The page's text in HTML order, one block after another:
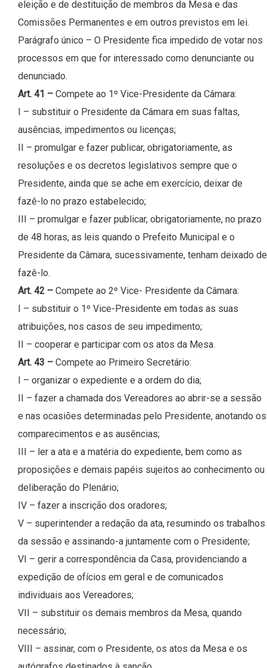
eleição e de destituição de membros da Mesa e das
Comissões Permanentes e em outros previstos em lei.
Parágrafo único – O Presidente fica impedido de votar nos
processos em que for interessado como denunciante ou
denunciado.
Art. 41 – Compete ao 1º Vice-Presidente da Câmara:
I – substituir o Presidente da Câmara em suas faltas,
ausências, impedimentos ou licenças;
II – promulgar e fazer publicar, obrigatoriamente, as
resoluções e os decretos legislativos sempre que o
Presidente, ainda que se ache em exercício, deixar de
fazê-lo no prazo estabelecido;
III – promulgar e fazer publicar, obrigatoriamente, no prazo
de 48 horas, as leis quando o Prefeito Municipal e o
Presidente da Câmara, sucessivamente, tenham deixado de
fazê-lo.
Art. 42 – Compete ao 2º Vice- Presidente da Câmara:
I – substituir o 1º Vice-Presidente em todas as suas
atribuições, nos casos de seu impedimento;
II – cooperar e participar com os atos da Mesa.
Art. 43 – Compete ao Primeiro Secretário:
I – organizar o expediente e a ordem do dia;
II – fazer a chamada dos Vereadores ao abrir-se a sessão
e nas ocasiões determinadas pelo Presidente, anotando os
comparecimentos e as ausências;
III – ler a ata e a matéria do expediente, bem como as
proposições e demais papéis sujeitos ao conhecimento ou
deliberação do Plenário;
IV – fazer a inscrição dos oradores;
V – superintender a redação da ata, resumindo os trabalhos
da sessão e assinando-a juntamente com o Presidente;
VI – gerir a correspondência da Casa, providenciando a
expedição de ofícios em geral e de comunicados
individuais aos Vereadores;
VII – substituir os demais membros da Mesa, quando
necessário;
VIII – assinar, com o Presidente, os atos da Mesa e os